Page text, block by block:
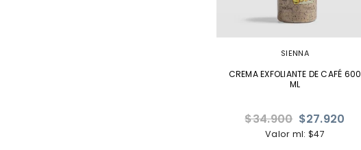
SIENNA
CREMA EXFOLIANTE DE CAFÉ 600
ML
Precio
habitual
$34.900 $27.920
Valor ml: $47